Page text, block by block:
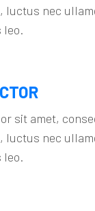
luctus nec
leo.
sit amet,
luctus nec
leo.